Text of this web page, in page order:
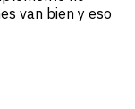
van bien y eso